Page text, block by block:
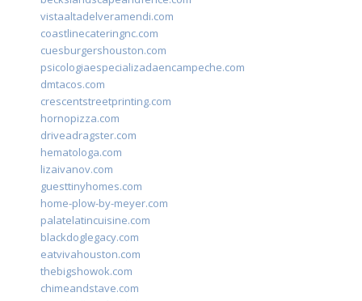
vistaaltadelveramendi.com
coastlinecateringnc.com
cuesburgershouston.com
psicologiaespecializadaencampeche.com
dmtacos.com
crescentstreetprinting.com
hornopizza.com
driveadragster.com
hematologa.com
lizaivanov.com
guesttinyhomes.com
home-plow-by-meyer.com
palatelatincuisine.com
blackdoglegacy.com
eatvivahouston.com
thebigshowok.com
chimeandstave.com